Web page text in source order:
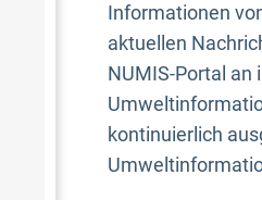
Informationen
aktuellen
NUMIS-Portal an
kontinuierlich